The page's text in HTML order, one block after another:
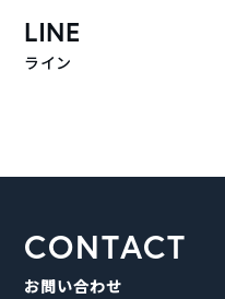
LINE
ライン
CONTACT
お問い合わせ